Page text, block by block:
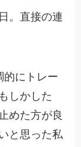
。直接の連
的にトレー
しかした
めた方が良
と思った私